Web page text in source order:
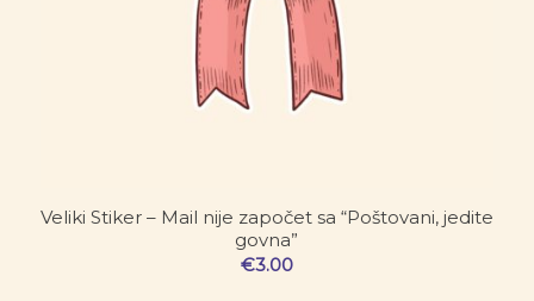
Veliki Stiker – Mail nije započet sa “Poštovani, jedite
govna”
€3.00